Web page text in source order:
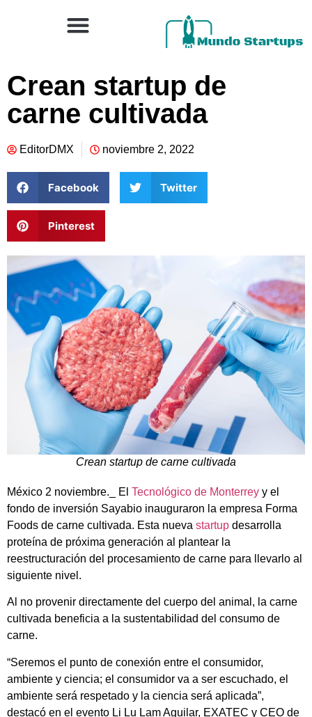
Crean startup de
carne cultivada
EditorDMX noviembre 2, 2022
Facebook Twitter
Pinterest
Crean startup de carne cultivada
México 2 noviembre._ El Tecnológico de Monterrey y el
fondo de inversión Sayabio inauguraron la empresa Forma
Foods de carne cultivada. Esta nueva startup desarrolla
proteína de próxima generación al plantear la
reestructuración del procesamiento de carne para llevarlo al
siguiente nivel.
Al no provenir directamente del cuerpo del animal, la carne
cultivada beneficia a la sustentabilidad del consumo de
carne.
“Seremos el punto de conexión entre el consumidor,
ambiente y ciencia; el consumidor va a ser escuchado, el
ambiente será respetado y la ciencia será aplicada”,
destacó en el evento Li Lu Lam Aguilar, EXATEC y CEO de